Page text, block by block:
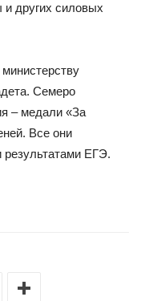
других силовых
Семеро
– медали «За
Все они
результатами ЕГЭ.